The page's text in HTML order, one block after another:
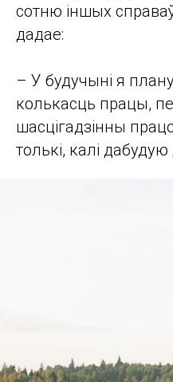
сотню іншых
дадае:
– У будучыні я
колькасць працы,
шасцігадзінны
толькі, калі